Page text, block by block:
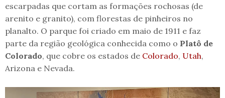
escarpadas que cortam as formações rochosas (de
arenito e granito), com florestas de pinheiros no
planalto. O parque foi criado em maio de 1911 e faz
parte da região geológica conhecida como o Platô de
Colorado, que cobre os estados de Colorado, Utah,
Arizona e Nevada.